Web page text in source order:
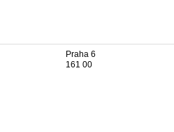
Praha 6
161 00